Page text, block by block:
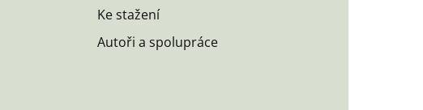
Ke stažení
Autoři a spolupráce